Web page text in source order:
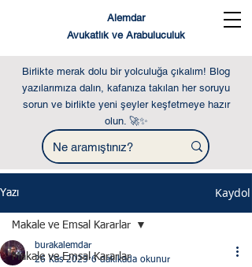
Alemdar
Avukatlık ve Arabuluculuk
Birlikte merak dolu bir yolculuğa çıkalım! Blog
yazılarımıza dalın, kafanıza takılan her soruyu
sorun ve birlikte yeni şeyler keşfetmeye hazır
olun. 🚀✨
Yazı Kaydol
Makale ve Emsal Kararlar
Makale ve Emsal Kararlar
burakalemdar
26 Kas 2023 6 dakikada okunur